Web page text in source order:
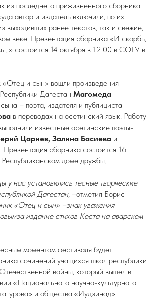
из последнего прижизненного сборника
автор и издатель включили, по их
выходивших ранее текстов, так и свежие,
веке. Презентация сборника «И скорбь,
состоится 14 октября в 12.00 в СОГУ в
«Отец и сын» вошли произведения
Дагестан Магомеда
– поэта, издателя и публициста
в переводах на осетинский язык. Работу
известные осетинские поэты-
Цариев, Залина Басиева и
. Презентация сборника состоится 16
доме дружбы.
у нас установились тесные творческие
Дагестан, –отметил Борис
«Отец и сын» –знак уважения
издание стихов Коста на аварском
моментом фестиваля будет
сочинений учащихся школ республики
войны, который вышел в
«Национального научно-культурного
и общества «Иудзинад»